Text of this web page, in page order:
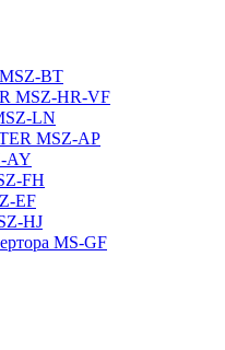
BT
MSZ-HR-VF
LN
MSZ-AP
AY
FH
EF
HJ
MS-GF